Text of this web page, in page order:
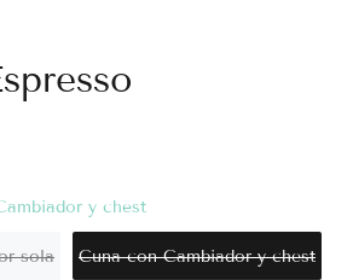
y chest
sola Cuna con Cambiador y chest